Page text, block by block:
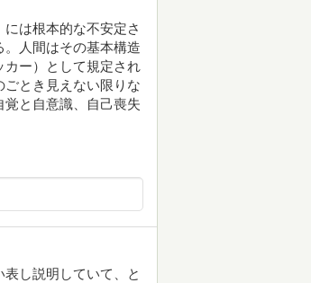
は根本的な不安定さ
人間はその基本構造
カー）として規定され
とき見えない限りな
と自意識、自己喪失
し説明していて、と